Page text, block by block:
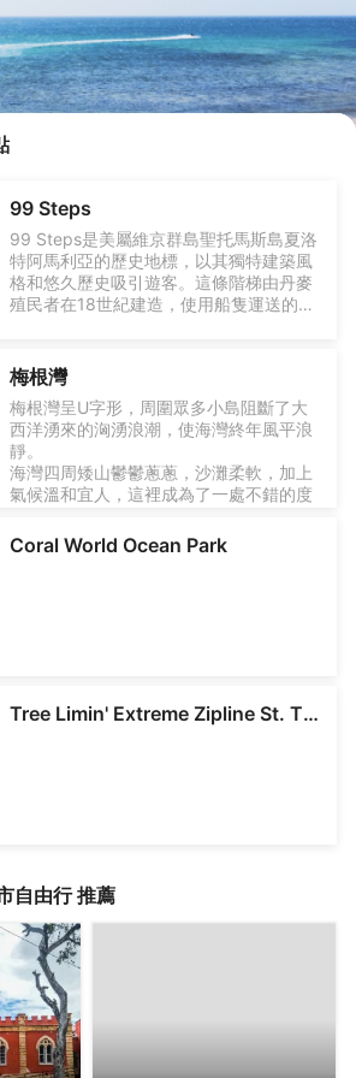
99 Steps
99 Steps是美屬維京群島聖托馬斯島夏洛
特阿馬利亞的歷史地標，以其獨特建築風
格和悠久歷史吸引遊客。這條階梯由丹麥
殖民者在18世紀建造，使用船隻運送的磚
台階，沿途綠樹成蔭，提供舒適步行體
驗。攀登99 Steps不僅是體力挑戰，更是
歷史探索。遊客可在步道兩側欣賞殖民時
期建築遺跡，感受濃厚歷史氛圍。交通方
面，99 Steps位於市中心，遊客可輕鬆步
行抵達。週邊區域有豐富餐飲和購物選
擇，適合遊客參觀後享受當地美食和購物
梅根灣
梅根灣呈U字形，周圍眾多小島阻斷了大
西洋湧來的洶湧浪潮，使海灣終年風平浪
靜。
海灣四周矮山鬱鬱蔥蔥，沙灘柔軟，加上
氣候溫和宜人，這裡成為了一處不錯的度
Coral World Ocean Park
Tree Limin' Extreme Zipline St. Thomas
自由行 推薦